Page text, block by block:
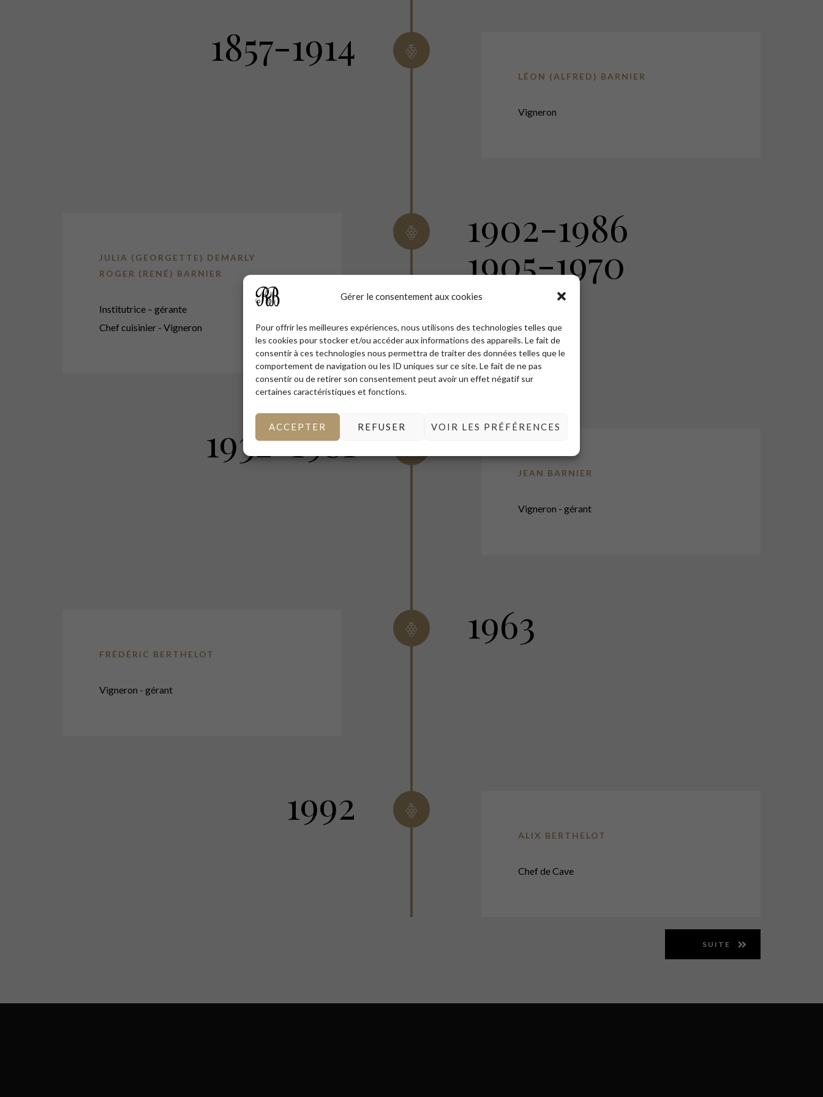
Gérer le consentement aux cookies
Pour offrir les meilleures expériences, nous utilisons des technologies telles que
les cookies pour stocker et/ou accéder aux informations des appareils. Le fait de
consentir à ces technologies nous permettra de traiter des données telles que le
comportement de navigation ou les ID uniques sur ce site. Le fait de ne pas
consentir ou de retirer son consentement peut avoir un effet négatif sur
certaines caractéristiques et fonctions.
ACCEPTER REFUSER VOIR LES PRÉFÉRENCES
LÉON (ALFRED) BARNIER
Vigneron
1857-1914
JULIA (GEORGETTE) DEMARLY
ROGER (RENÉ) BARNIER
Institutrice – gérante
Chef cuisinier - Vigneron
1902-1986
1905-1970
JEAN BARNIER
Vigneron - gérant
1932-1981
FRÉDÉRIC BERTHELOT
Vigneron - gérant
1963
ALIX BERTHELOT
Chef de Cave
1992
SUITE